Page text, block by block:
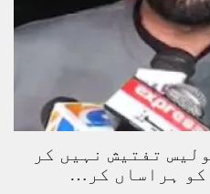
تفتیش نہیں کر
کو ہراساں کر…